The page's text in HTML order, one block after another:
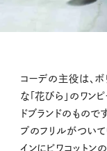
コーデの主役は、ボ
な「花びら」のワン
ドブランドのもので
プのフリルがつい
インにビワコットン